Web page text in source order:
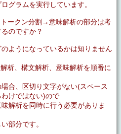
グラムを実行しています。
ークン分割→意味解析の部分は考
のですか？
ようになっているかは知りません
析、構文解析、意味解析を順番に
合、区切り文字がない(スペース
けではない)ので
解析を同時に行う必要がありま
部分です。